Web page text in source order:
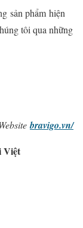
sản phẩm hiện
tôi qua những
bravigo.vn/
Việt